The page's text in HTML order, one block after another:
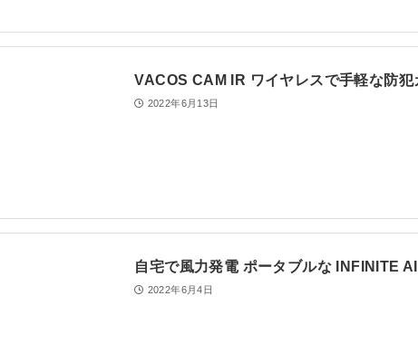
VACOS CAM IR ワイヤレスで手軽な防犯
2022年6月13日
自宅で風力発電 ポータブルな INFINITE
2022年6月4日